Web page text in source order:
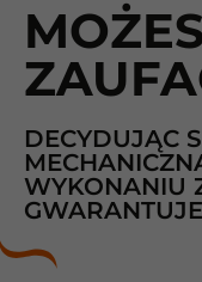
DECYDUJĄC
WYKONANIU